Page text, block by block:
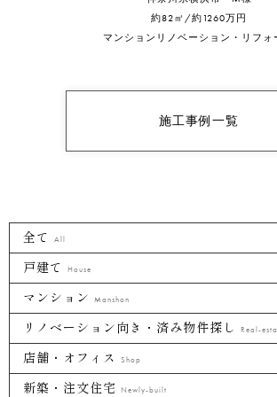
約85㎡/1600万円
マンションリノベーション・リフォ
施工事例一覧
全て All
戸建て House
マンション Manshon
リノベーション向き・済み物件探し Real-
店舗・オフィス Shop
新築・注文住宅 Newly-built